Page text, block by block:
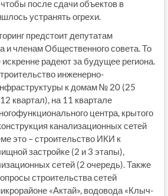
после сдачи объектов в
устранять огрехи.
предстоит депутатам
и членам Общественного совета. То
радеют за будущее региона.
инженерно-
к домам № 20 (25
квартал), на 11 квартале
центра, крытого
канализационных сетей
это – строительство ИКИ к
застройке (2 и 3 этапы),
сетей (2 очередь). Также
строительства сетей
«Актай», водовода «Клыч-